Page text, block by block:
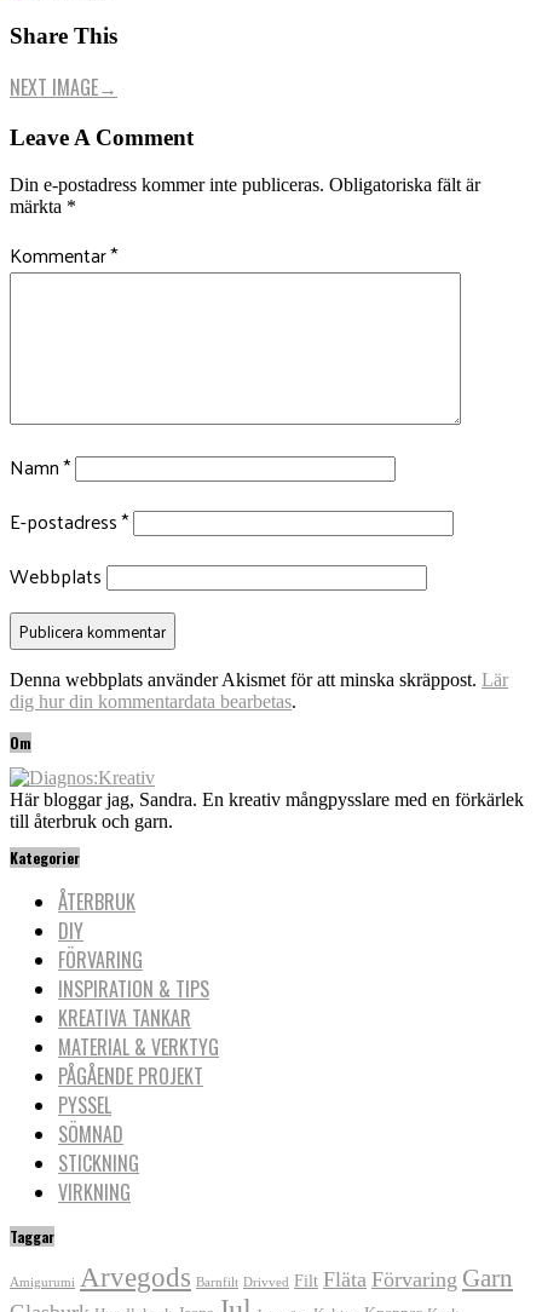
Share This
NEXT IMAGE→
Leave A Comment
Din e-postadress kommer inte publiceras. Obligatoriska fält är
märkta *
Kommentar*
Namn*
E-postadress*
Webbplats
Denna webbplats använder Akismet för att minska skräppost. Lär
dig hur din kommentardata bearbetas.
Om
Här bloggar jag, Sandra. En kreativ mångpysslare med en förkärlek
till återbruk och garn.
Kategorier
ÅTERBRUK
DIY
FÖRVARING
INSPIRATION & TIPS
KREATIVA TANKAR
MATERIAL & VERKTYG
PÅGÅENDE PROJEKT
PYSSEL
SÖMNAD
STICKNING
VIRKNING
Taggar
Amigurumi Arvegods Barnfilt Drivved Filt Fläta Förvaring Garn